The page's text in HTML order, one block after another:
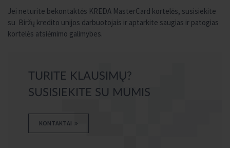
Jei neturite bekontaktės KREDA MasterCard kortelės, susisiekite
su Biržų kredito unijos darbuotojais ir aptarkite saugias ir patogias
kortelės atsiėmimo galimybes.
TURITE KLAUSIMŲ?
SUSISIEKITE SU MUMIS
KONTAKTAI